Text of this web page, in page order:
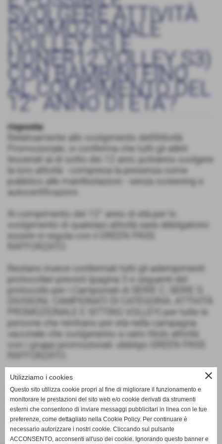
SVOLGERE ATTIVITÀ
PROMOZIONALE
(VOLLEY S3 E
UDNER12 VOLLEY S3)
CON BAMBINI FINO
AL COMPIMENTO DEL
12° ANNO DI ETA'?
risposta:
Relativamente allo svolgimento dell’Attività
Promozionale, si conferma che tutti gli atleti
tesserati al di sotto dei 12 anni, potranno svolgere
la loro attività - compresa la presenza come
pubblico alle manifestazioni - senza screening e
autocertificazioni.
Al compimento del 12° anno di età per lo
svolgimento di qualsiasi attività sarà obbligatorio
essere in regola con il GREEN PASS
Restano invece confermati tutti gli adempimenti
protocollari previsti (pagina 3 e seguenti del
protocollo per i Campionati di SERIE C, SERIE D,
PROMOZIONALE E SITTING VOLLEY) per tutte le
persone che rientrano per età nella campagna
vaccinale che svolgeranno a vario titolo attività
con i gruppi promozionali: obbligo GREEN PASS
Tutti gli Atleti che partecipano all’attività
Promozionale (dal Volley S3 all’Under 12) devono
essere in possesso della certificazione di idoneità̀
non agonistica in corso di validità̀.
fai una domanda su questo argomento
close
Utilizziamo i cookies
Questo sito utilizza cookie propri al fine di migliorare il funzionamento e
monitorare le prestazioni del sito web e/o cookie derivati da strumenti
esterni che consentono di inviare messaggi pubblicitari in linea con le tue
preferenze, come dettagliato nella Cookie Policy. Per continuare è
necessario autorizzare i nostri cookie. Cliccando sul pulsante
ACCONSENTO, acconsenti all'uso dei cookie. Ignorando questo banner e